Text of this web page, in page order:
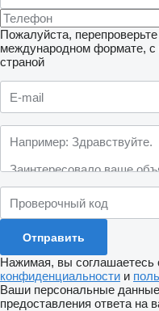
Пожалуйста,
международном формате, с
страной
Нажимая, вы соглашаетесь
конфиденциальности и
Ваши персональные
предоставления ответа на